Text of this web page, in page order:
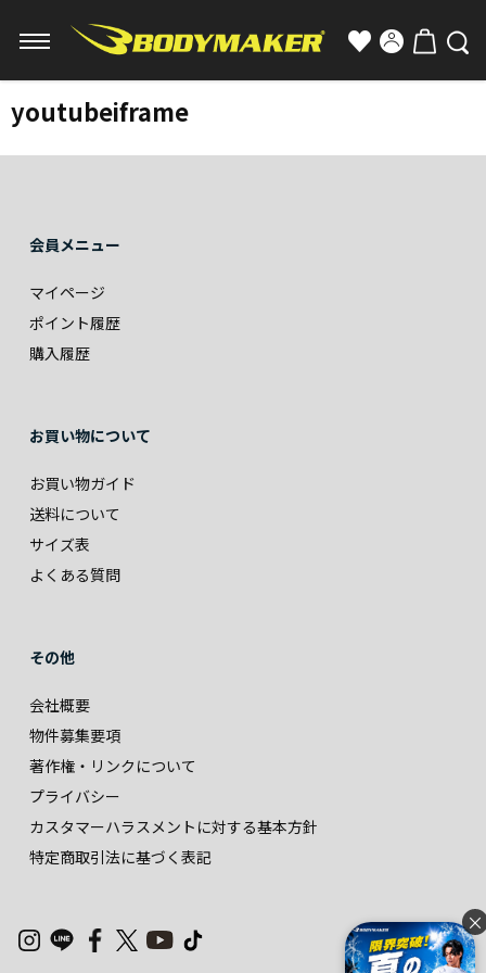
×
youtubeiframe
会員メニュー
マイページ
ポイント履歴
購入履歴
お買い物について
お買い物ガイド
送料について
サイズ表
よくある質問
その他
会社概要
物件募集要項
著作権・リンクについて
プライバシー
カスタマーハラスメントに対する基本方針
特定商取引法に基づく表記